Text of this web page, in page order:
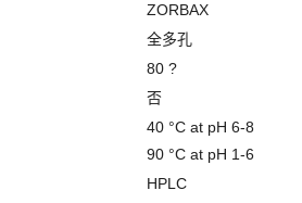
ZORBAX
全多孔
80 ?
否
40 °C at pH 6-8
90 °C at pH 1-6
HPLC